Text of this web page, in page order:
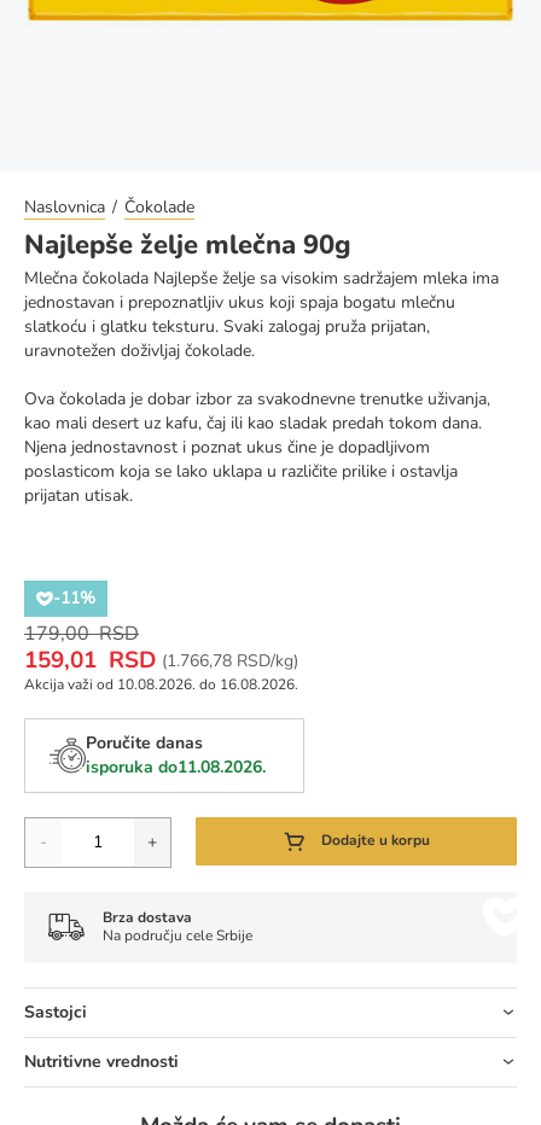
Naslovnica Čokolade
Najlepše želje mlečna 90g
Mlečna čokolada Najlepše želje sa visokim sadržajem mleka ima
jednostavan i prepoznatljiv ukus koji spaja bogatu mlečnu
slatkoću i glatku teksturu. Svaki zalogaj pruža prijatan,
uravnotežen doživljaj čokolade.
Ova čokolada je dobar izbor za svakodnevne trenutke uživanja,
kao mali desert uz kafu, čaj ili kao sladak predah tokom dana.
Njena jednostavnost i poznat ukus čine je dopadljivom
poslasticom koja se lako uklapa u različite prilike i ostavlja
prijatan utisak.
Special
Price
159,01 RSD
Regular
Price
179,00 RSD
(Cena za jedinicu mere:
1.766,78 RSD/kg)
-11%
Akcija važi od 10.08.2026. do 16.08.2026.
Poručite danas
isporuka do11.08.2026.
- + Dodajte u korpu
Brza dostava
Na području cele Srbije
Sastojci
Nutritivne vrednosti